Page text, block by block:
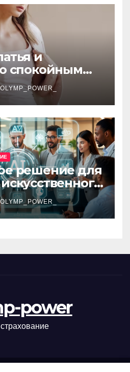
и
спокойным
42–
OLYMP_POWER_
решение для
бизнес-
OLYMP_POWER_
power